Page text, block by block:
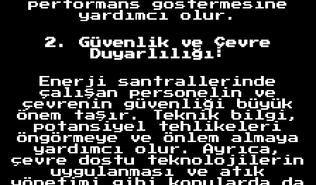
performans göstermesine
yardımcı olur.
2. Güvenlik ve Çevre
Duyarlılığı:
Enerji santrallerinde
çalışan personelin ve
çevrenin güvenliği büyük
önem taşır. Teknik bilgi,
potansiyel tehlikeleri
öngörmeye ve önlem almaya
yardımcı olur. Ayrıca,
çevre dostu teknolojilerin
uygulanması ve atık